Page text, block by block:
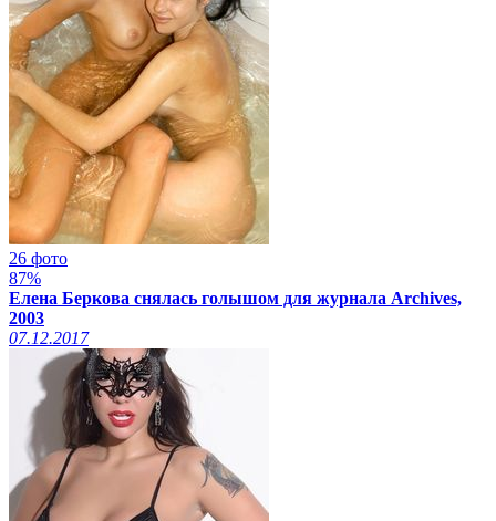
26 фото
87%
Елена Беркова снялась голышом для журнала Archives,
2003
07.12.2017